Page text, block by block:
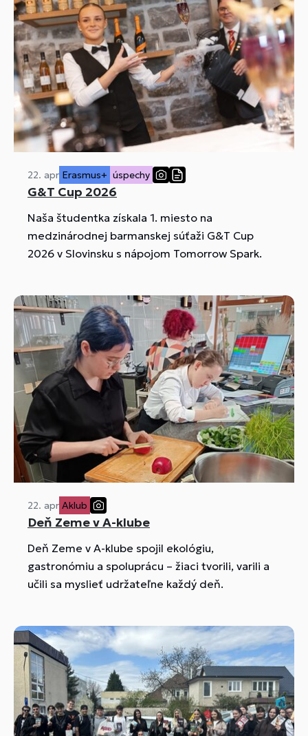
22. apr Erasmus+ úspechy
G&T Cup 2026
Naša študentka získala 1. miesto na
medzinárodnej barmanskej súťaži G&T Cup
2026 v Slovinsku s nápojom Tomorrow Spark.
22. apr Aklub
Deň Zeme v A-klube
Deň Zeme v A-klube spojil ekológiu,
gastronómiu a spoluprácu – žiaci tvorili, varili a
učili sa myslieť udržateľne každý deň.